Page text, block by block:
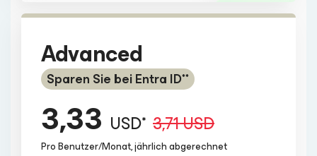
Advanced
Sparen Sie bei Entra ID**
3,33 USD* 3,71 USD
Pro Benutzer/Monat, jährlich abgerechnet